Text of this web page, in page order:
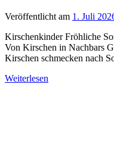
Veröffentlicht am 1. Juli
Kirschenkinder Fröhliche
Von Kirschen in Nachbars
Kirschen schmecken nach
Weiterlesen